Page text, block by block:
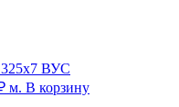
325х7 ВУС
м. В корзину